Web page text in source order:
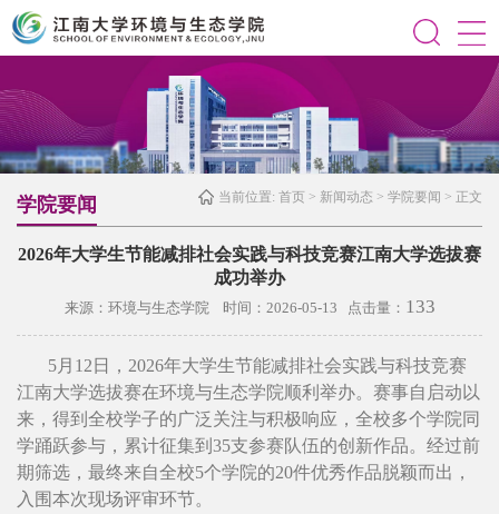
当前位置: 首页 > 新闻动态 > 学院要闻 > 正文
学院要闻
2026年大学生节能减排社会实践与科技竞赛江南大学选拔赛
成功举办
来源：环境与生态学院 时间：2026-05-13 点击量： 133
5月12日，2026年大学生节能减排社会实践与科技竞赛
江南大学选拔赛在环境与生态学院顺利举办。赛事自启动以
来，得到全校学子的广泛关注与积极响应，全校多个学院同
学踊跃参与，累计征集到35支参赛队伍的创新作品。经过前
期筛选，最终来自全校5个学院的20件优秀作品脱颖而出，
入围本次现场评审环节。